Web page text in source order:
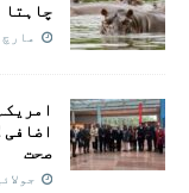
چاہتا
مارچ 3, 2023
صحت
جولائی 27,